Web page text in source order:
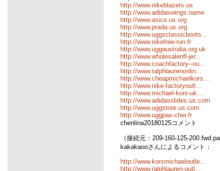
http://www.nikeblazers.us
http://www.adidaswings.name
http://www.asics.us.org
http://www.prada.us.org
http://www.uggsclassicboots...
http://www.nikefree-run.fr
http://www.uggaustralia.org.uk
http://www.wholesalenfl-jer...
http://www.coachfactory--ou...
http://www.ralphlaurenonlin...
http://www.cheapmichaelkors...
http://www.nike-factoryoutl...
http://www.michael-kors-uk....
http://www.adidasslides.us.com
http://www.uggstore.us.com
http://www.uggpas-cher.fr
chenlina20180125コメント
（接続元：209-160-125-
kakakaooさんによるコメント：
http://www.korsmichaeloutle...
http://www.ralphlauren-outl...